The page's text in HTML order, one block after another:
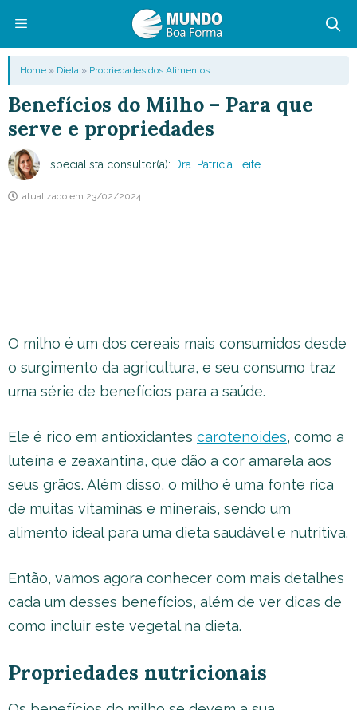
conteúdo
Menu
Home » Dieta » Propriedades dos Alimentos
Benefícios do Milho – Para que
serve e propriedades
Especialista consultor(a): Dra. Patricia Leite
atualizado em 23/02/2024
O milho é um dos cereais mais consumidos desde
o surgimento da agricultura, e seu consumo traz
uma série de benefícios para a saúde.
Ele é rico em antioxidantes carotenoides, como a
luteína e zeaxantina, que dão a cor amarela aos
seus grãos. Além disso, o milho é uma fonte rica
de muitas vitaminas e minerais, sendo um
alimento ideal para uma dieta saudável e nutritiva.
Então, vamos agora conhecer com mais detalhes
cada um desses benefícios, além de ver dicas de
como incluir este vegetal na dieta.
Propriedades nutricionais